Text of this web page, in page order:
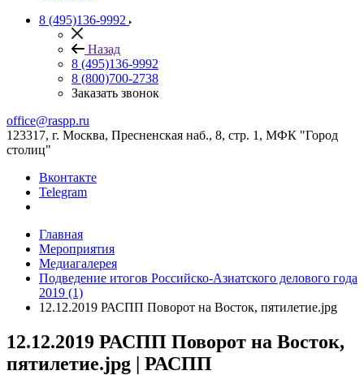
8 (495)136-9992
Назад
8 (495)136-9992
8 (800)700-2738
Заказать звонок
office@raspp.ru
123317, г. Москва, Пресненская наб., 8, стр. 1, МФК "Город
столиц"
Вконтакте
Telegram
Главная
Мероприятия
Медиагалерея
Подведение итогов Российско-Азиатского делового года
2019 (1)
12.12.2019 РАСПП Поворот на Восток, пятилетие.jpg
12.12.2019 РАСПП Поворот на Восток,
пятилетие.jpg | РАСПП